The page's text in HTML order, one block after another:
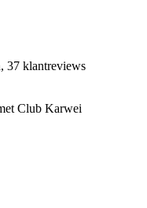
37 klantreviews
Club Karwei